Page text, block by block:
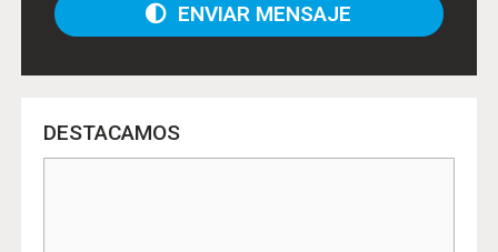
ENVIAR MENSAJE
DESTACAMOS